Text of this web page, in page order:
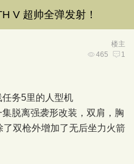
V 超帅全弹发射！
楼主
465 1
务5里的人型机
集脱离强袭形改装，双肩，胸
双枪外增加了无后坐力火箭